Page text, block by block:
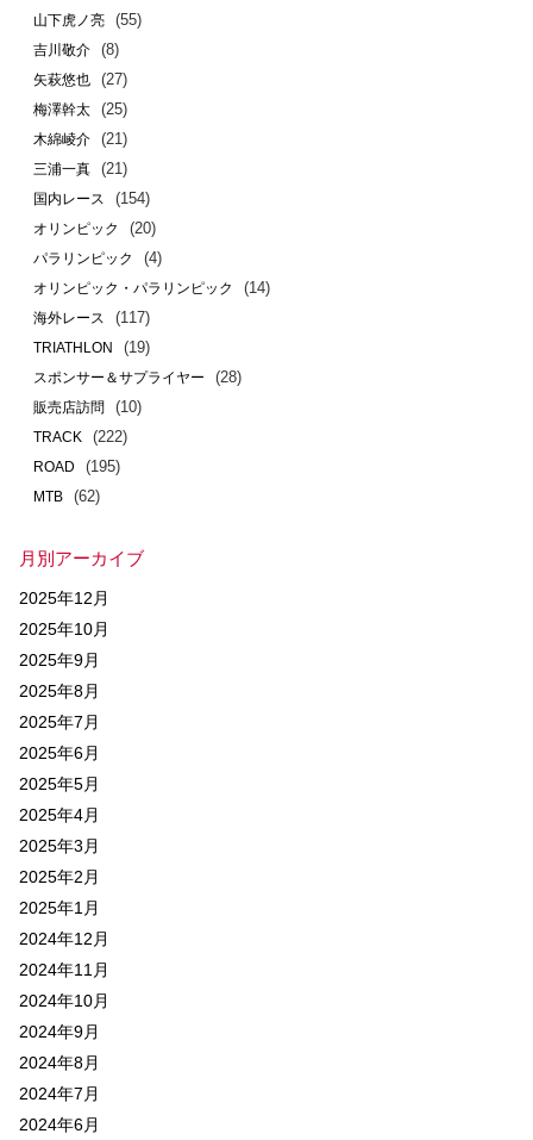
山下虎ノ亮 (55)
吉川敬介 (8)
矢萩悠也 (27)
梅澤幹太 (25)
木綿崚介 (21)
三浦一真 (21)
国内レース (154)
オリンピック (20)
パラリンピック (4)
オリンピック・パラリンピック (14)
海外レース (117)
TRIATHLON (19)
スポンサー＆サプライヤー (28)
販売店訪問 (10)
TRACK (222)
ROAD (195)
MTB (62)
月別アーカイブ
2025年12月
2025年10月
2025年9月
2025年8月
2025年7月
2025年6月
2025年5月
2025年4月
2025年3月
2025年2月
2025年1月
2024年12月
2024年11月
2024年10月
2024年9月
2024年8月
2024年7月
2024年6月